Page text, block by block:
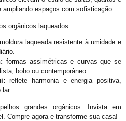
espaços com sofisticação.
orgânicos laqueados:
laqueada resistente à umidade e
formas assimétricas e curvas que se
boho ou contemporâneo.
reflete harmonia e energia positiva,
grandes orgânicos. Invista em
Compre agora e transforme sua casa!